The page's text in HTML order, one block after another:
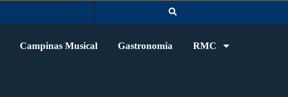
Campinas Musical Gastronomia RMC